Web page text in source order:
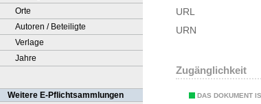
Orte
Autoren / Beteiligte
Verlage
Jahre
Weitere E-Pflichtsammlungen
URL
URN
Zugänglichkeit
DAS DOKUMENT